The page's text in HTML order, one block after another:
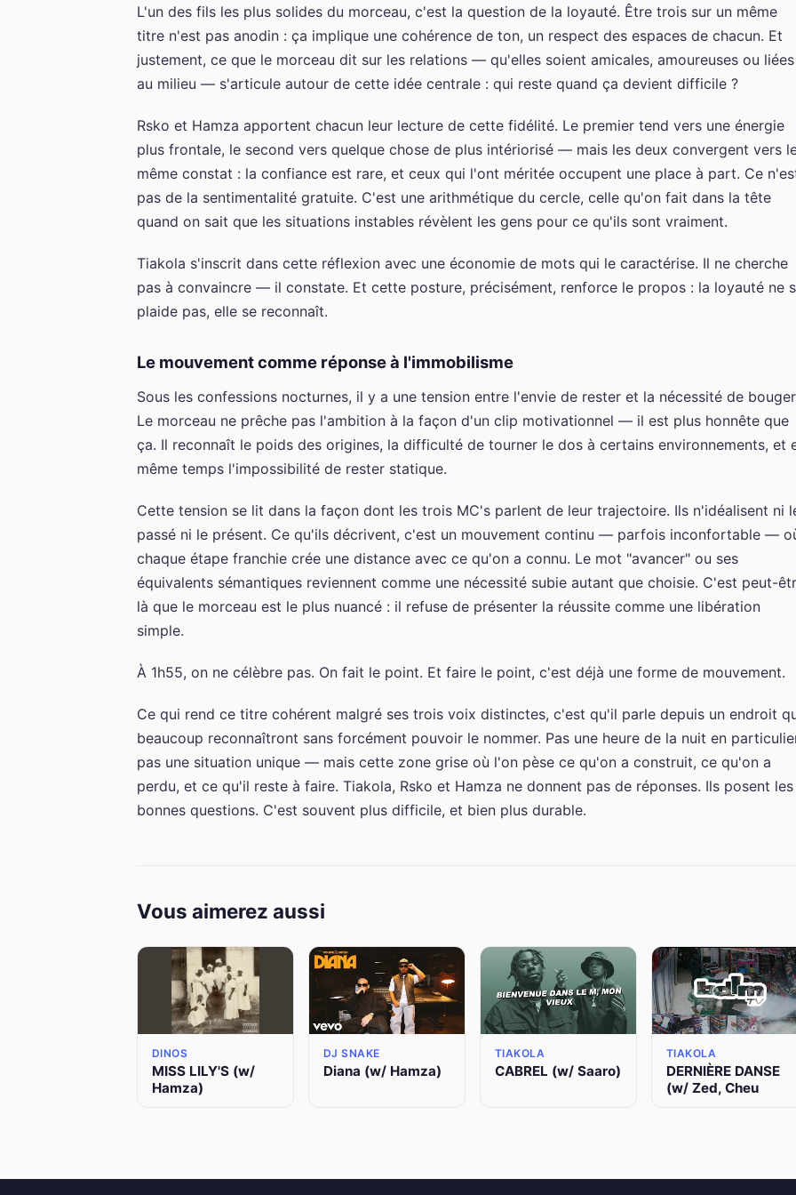
L'un des fils les plus solides du morceau, c'est la question de la loyauté. Être trois sur un même
titre n'est pas anodin : ça implique une cohérence de ton, un respect des espaces de chacun. Et
justement, ce que le morceau dit sur les relations — qu'elles soient amicales, amoureuses ou liées
au milieu — s'articule autour de cette idée centrale : qui reste quand ça devient difficile ?
Rsko et Hamza apportent chacun leur lecture de cette fidélité. Le premier tend vers une énergie
plus frontale, le second vers quelque chose de plus intériorisé — mais les deux convergent vers
même constat : la confiance est rare, et ceux qui l'ont méritée occupent une place à part. Ce
pas de la sentimentalité gratuite. C'est une arithmétique du cercle, celle qu'on fait dans la tête
quand on sait que les situations instables révèlent les gens pour ce qu'ils sont vraiment.
Tiakola s'inscrit dans cette réflexion avec une économie de mots qui le caractérise. Il ne cherche
pas à convaincre — il constate. Et cette posture, précisément, renforce le propos : la loyauté ne
plaide pas, elle se reconnaît.
Le mouvement comme réponse à l'immobilisme
Sous les confessions nocturnes, il y a une tension entre l'envie de rester et la nécessité de
Le morceau ne prêche pas l'ambition à la façon d'un clip motivationnel — il est plus honnête que
ça. Il reconnaît le poids des origines, la difficulté de tourner le dos à certains environnements, et
même temps l'impossibilité de rester statique.
Cette tension se lit dans la façon dont les trois MC's parlent de leur trajectoire. Ils n'idéalisent ni
passé ni le présent. Ce qu'ils décrivent, c'est un mouvement continu — parfois inconfortable —
chaque étape franchie crée une distance avec ce qu'on a connu. Le mot "avancer" ou ses
équivalents sémantiques reviennent comme une nécessité subie autant que choisie. C'est peut-
là que le morceau est le plus nuancé : il refuse de présenter la réussite comme une libération
simple.
À 1h55, on ne célèbre pas. On fait le point. Et faire le point, c'est déjà une forme de mouvement.
Ce qui rend ce titre cohérent malgré ses trois voix distinctes, c'est qu'il parle depuis un endroit
beaucoup reconnaîtront sans forcément pouvoir le nommer. Pas une heure de la nuit en
pas une situation unique — mais cette zone grise où l'on pèse ce qu'on a construit, ce qu'on a
perdu, et ce qu'il reste à faire. Tiakola, Rsko et Hamza ne donnent pas de réponses. Ils posent les
bonnes questions. C'est souvent plus difficile, et bien plus durable.
Vous aimerez aussi
DINOS
MISS LILY'S (w/
Hamza)
DJ SNAKE
Diana (w/ Hamza)
TIAKOLA
CABREL (w/ Saaro)
TIAKOLA
DERNIÈRE DANSE
(w/ Zed, Cheu